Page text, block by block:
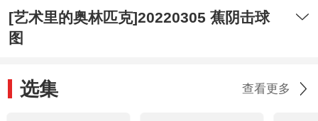
[艺术里的奥林匹克]20220305 蕉阴击球
图
选集 查看更多